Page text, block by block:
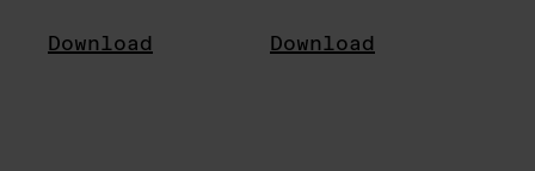
Download Download